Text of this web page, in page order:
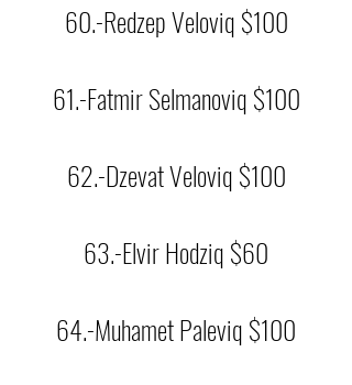
60.-Redzep Veloviq $100
61.-Fatmir Selmanoviq $100
62.-Dzevat Veloviq $100
63.-Elvir Hodziq $60
64.-Muhamet Paleviq $100